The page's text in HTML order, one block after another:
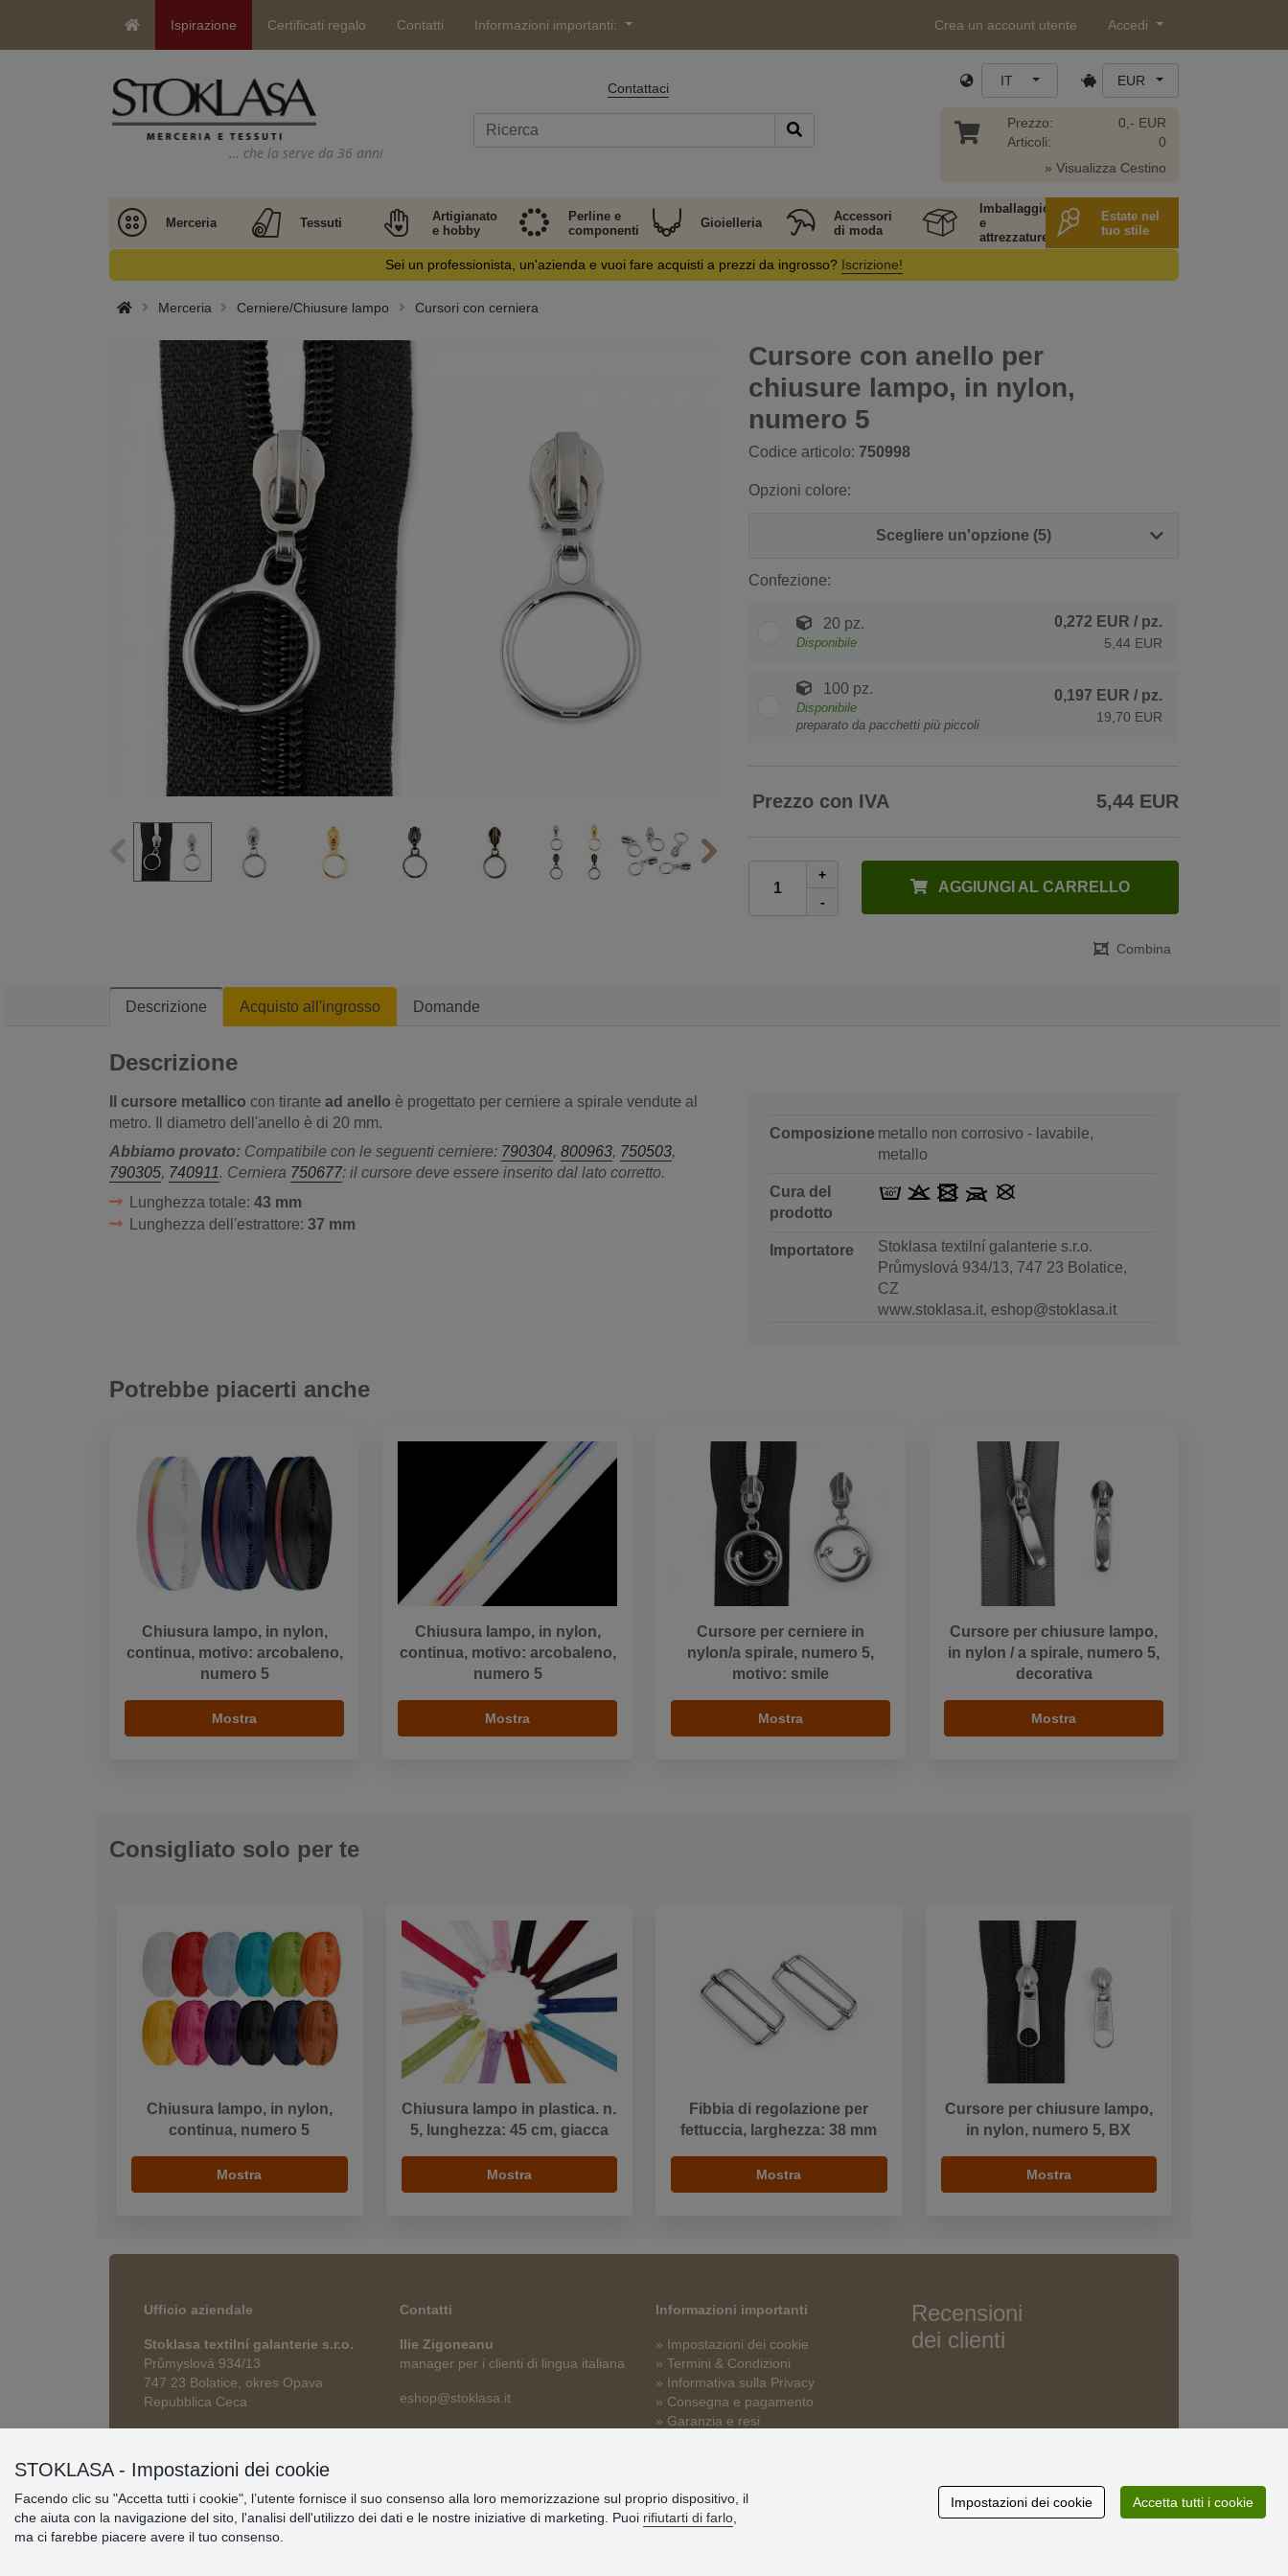
Ispirazione Certificati regalo Contatti Informazioni importanti: Crea un account utente Accedi
… che la serve da 36 anni
Contattaci IT EUR
Prezzo:
Articoli:
0,- EUR
0
» Visualizza Cestino
Merceria Tessuti
Artigianato
e hobby
Perline e
componenti
Gioielleria
Accessori
di moda
Imballaggio
e
attrezzature
Estate nel
tuo stile
Sei un professionista, un'azienda e vuoi fare acquisti a prezzi da ingrosso? Iscrizione!
Merceria Cerniere/Chiusure lampo Cursori con cerniera
Cursore con anello per
chiusure lampo, in nylon,
numero 5
Codice articolo: 750998
Opzioni colore:
Scegliere un'opzione (5)
Confezione:
20 pz.
Disponibile
0,272 EUR / pz.
5,44 EUR
100 pz.
Disponibile
preparato da pacchetti più piccoli
0,197 EUR / pz.
19,70 EUR
Prezzo con IVA 5,44 EUR
+
-
AGGIUNGI AL CARRELLO
Combina
Descrizione Acquisto all'ingrosso Domande
Descrizione
Il cursore metallico con tirante ad anello è progettato per cerniere a spirale vendute al
metro. Il diametro dell'anello è di 20 mm.
Abbiamo provato: Compatibile con le seguenti cerniere: 790304, 800963, 750503,
790305, 740911. Cerniera 750677: il cursore deve essere inserito dal lato corretto.
Lunghezza totale: 43 mm
Lunghezza dell'estrattore: 37 mm
Composizione metallo non corrosivo - lavabile,
metallo
Cura del
prodotto
Importatore
Stoklasa textilní galanterie s.r.o.
Průmyslová 934/13, 747 23 Bolatice,
CZ
www.stoklasa.it, eshop@stoklasa.it
Potrebbe piacerti anche
Chiusura lampo, in nylon,
continua, motivo: arcobaleno,
numero 5
Mostra
Chiusura lampo, in nylon,
continua, motivo: arcobaleno,
numero 5
Mostra
Cursore per cerniere in
nylon/a spirale, numero 5,
motivo: smile
Mostra
Cursore per chiusure lampo,
in nylon / a spirale, numero 5,
decorativa
Mostra
Consigliato solo per te
Chiusura lampo, in nylon,
continua, numero 5
Mostra
Chiusura lampo in plastica. n.
5, lunghezza: 45 cm, giacca
Mostra
Fibbia di regolazione per
fettuccia, larghezza: 38 mm
Mostra
Cursore per chiusure lampo,
in nylon, numero 5, BX
Mostra
Ufficio aziendale
Stoklasa textilní galanterie s.r.o.
Průmyslová 934/13
747 23 Bolatice, okres Opava
Repubblica Ceca
Contatti
Ilie Zigoneanu
manager per i clienti di lingua italiana
eshop@stoklasa.it
Informazioni importanti
» Impostazioni dei cookie
» Termini & Condizioni
» Informativa sulla Privacy
» Consegna e pagamento
» Garanzia e resi
Recensioni
dei clienti
STOKLASA - Impostazioni dei cookie
Facendo clic su "Accetta tutti i cookie", l’utente fornisce il suo consenso alla loro memorizzazione sul proprio dispositivo, il
che aiuta con la navigazione del sito, l'analisi dell'utilizzo dei dati e le nostre iniziative di marketing. Puoi rifiutarti di farlo
ma ci farebbe piacere avere il tuo consenso.
Impostazioni dei cookie Accetta tutti i cookie